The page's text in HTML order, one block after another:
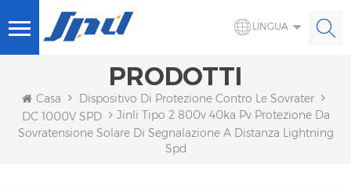
LINGUA
PRODOTTI
Casa
Dispositivo Di Protezione Contro Le Sovratensioni
DC 1000V SPD
Jinli Tipo 2 800v 40ka Pv Protezione Da
Sovratensione Solare Di Segnalazione A Distanza Lightning
Spd